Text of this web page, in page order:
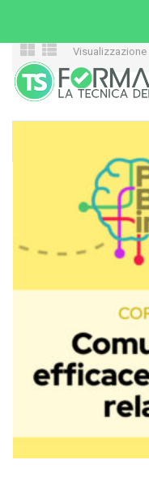
Visualizzazione